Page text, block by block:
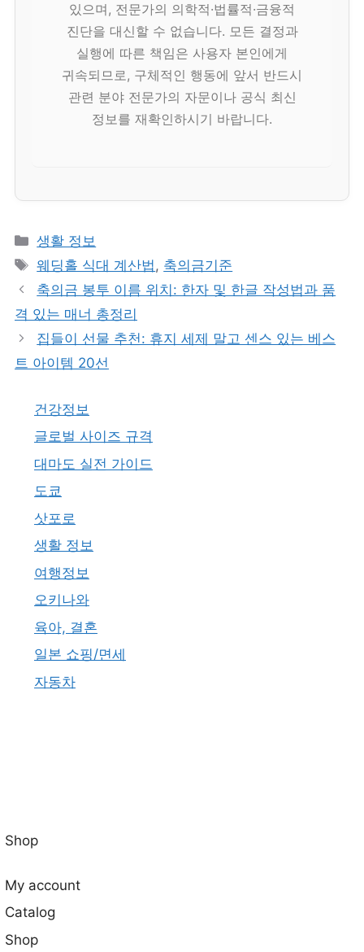
있으며, 전문가의 의학적·법률적·금융적
진단을 대신할 수 없습니다. 모든 결정과
실행에 따른 책임은 사용자 본인에게
귀속되므로, 구체적인 행동에 앞서 반드시
관련 분야 전문가의 자문이나 공식 최신
정보를 재확인하시기 바랍니다.
카
테
고
리
생활 정보
태
그
웨딩홀 식대 계산법 , 축의금기준
축의금 봉투 이름 위치: 한자 및 한글 작성법과 품
격 있는 매너 총정리
집들이 선물 추천: 휴지 세제 말고 센스 있는 베스
트 아이템 20선
건강정보
글로벌 사이즈 규격
대마도 실전 가이드
도쿄
삿포로
생활 정보
여행정보
오키나와
육아, 결혼
일본 쇼핑/면세
자동차
Shop
My account
Catalog
Shop